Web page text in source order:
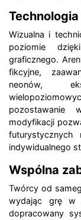
Wizualna i
poziomie
graficznego.
fikcyjne,
neonów,
pozostawanie
modyfikacji
futurystycznych
indywidualnego
Wspólna
Twórcy od
wydając grę w
dopracowany